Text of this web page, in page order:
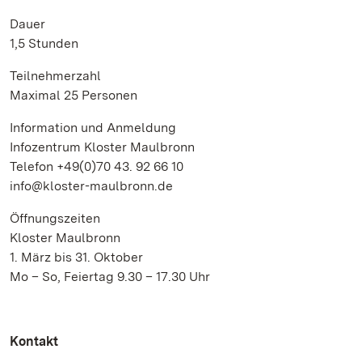
Dauer
1,5 Stunden
Teilnehmerzahl
Maximal 25 Personen
Information und Anmeldung
Infozentrum Kloster Maulbronn
Telefon +49(0)70 43. 92 66 10
info@kloster-maulbronn.de
Öffnungszeiten
Kloster Maulbronn
1. März bis 31. Oktober
Mo – So, Feiertag 9.30 – 17.30 Uhr
Kontakt